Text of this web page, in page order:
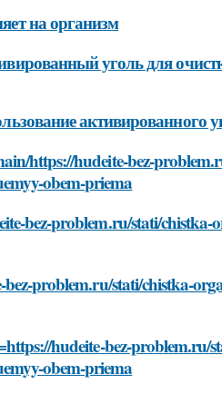
на организм
уголь для
активированного
https://hudeite-bez-
obem-priema
bez-problem.ru/stati/
problem.ru/stati/chistka-
hudeite-bez-problem.ru/
obem-priema